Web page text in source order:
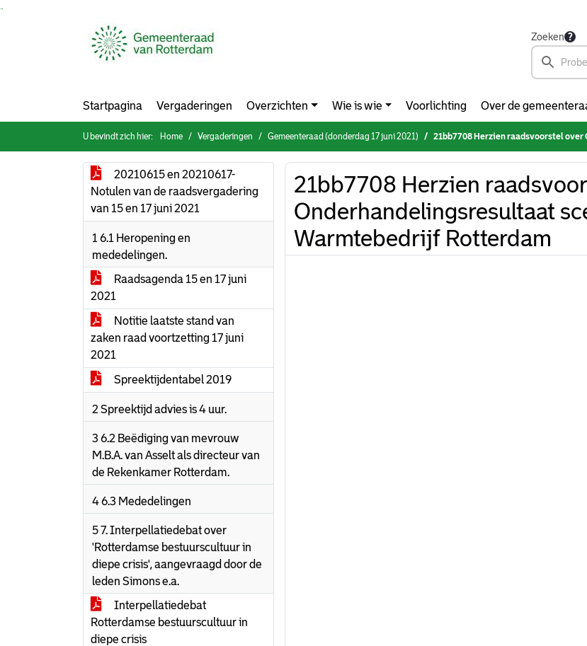
Zoeken
Startpagina Vergaderingen Overzichten Wie is wie Voorlichting Over de
U bevindt zich hier: Home Vergaderingen Gemeenteraad (donderdag 17 juni 2021) 21bb7708 Herzien raadsvoorstel over
20210615 en 20210617-
Notulen van de raadsvergadering
van 15 en 17 juni 2021
1 6.1 Heropening en
mededelingen.
Raadsagenda 15 en 17 juni
2021
Notitie laatste stand van
zaken raad voortzetting 17 juni
2021
Spreektijdentabel 2019
2 Spreektijd advies is 4 uur.
3 6.2 Beëdiging van mevrouw
M.B.A. van Asselt als directeur van
de Rekenkamer Rotterdam.
4 6.3 Mededelingen
5 7. Interpellatiedebat over
'Rotterdamse bestuurscultuur in
diepe crisis', aangevraagd door de
leden Simons e.a.
Interpellatiedebat
Rotterdamse bestuurscultuur in
diepe crisis
21bb7708 Herzien
Onderhandelingsresultaat
Warmtebedrijf Rotterdam